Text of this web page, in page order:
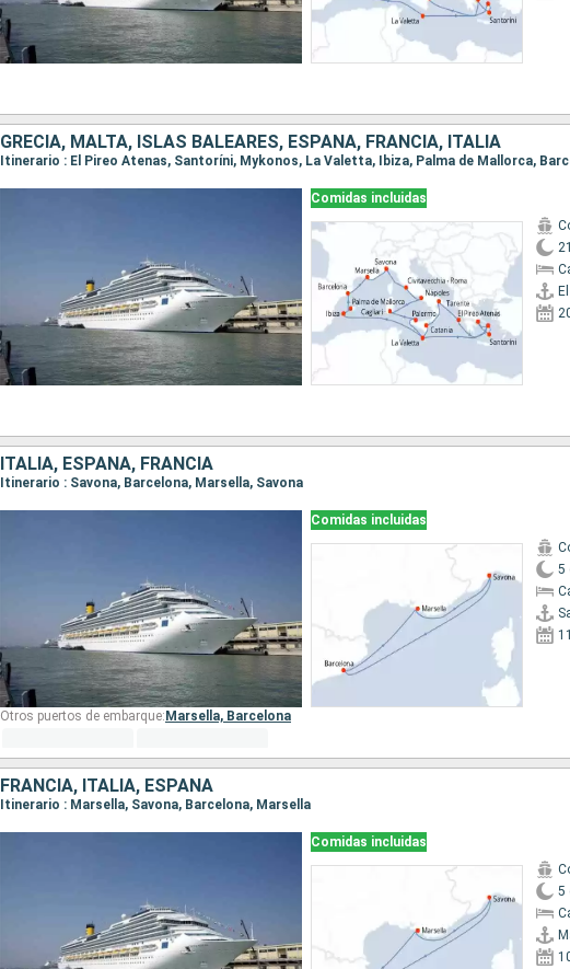
GRECIA, MALTA, ISLAS BALEARES, ESPAÑA, FRANCIA, ITALIA
Comidas incluidas
ITALIA, ESPAÑA, FRANCIA
Itinerario : Savona, Barcelona, Marsella, Savona
Comidas incluidas
5
Otros puertos de embarque: Marsella, Barcelona
FRANCIA, ITALIA, ESPAÑA
Itinerario : Marsella, Savona, Barcelona, Marsella
Comidas incluidas
5